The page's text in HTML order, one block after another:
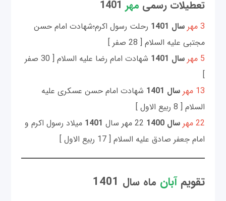
تعطیلات رسمی مهر
3 مهر سال 1401
رحلت رسول اکرم؛شهادت امام حسن
مجتبی علیه السلام [ 28 صفر ]
5 مهر
سال 1401
شهادت امام رضا علیه السلام [ 30 صفر
]
13 مهر
سال 1401
شهادت امام حسن عسکری علیه
السلام [ 8 ربيع الاول ]
22 مهر
سال 1400 1401 میلاد رسول اکرم و
امام جعفر صادق علیه السلام [ 17 ربيع الاول ]
تقویمآبان ماه سال